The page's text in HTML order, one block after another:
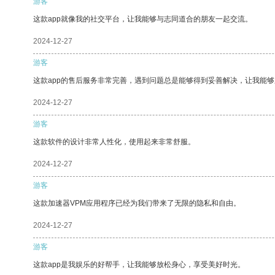
这款app就像我的社交平台，让我能够与志同道合的朋友一起交流。
2024-12-27
游客
这款app的售后服务非常完善，遇到问题总是能够得到妥善解决，让我能够
2024-12-27
游客
这款软件的设计非常人性化，使用起来非常舒服。
2024-12-27
游客
这款加速器VPM应用程序已经为我们带来了无限的隐私和自由。
2024-12-27
游客
这款app是我娱乐的好帮手，让我能够放松身心，享受美好时光。